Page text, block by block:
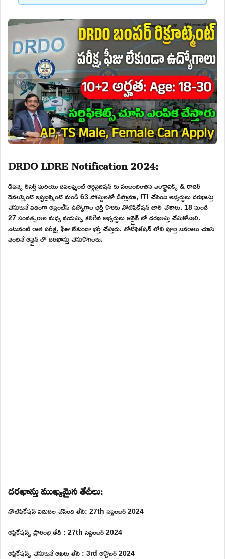
DRDO LDRE Notification 2024:
డిఫెన్సె రీసెర్చ్ మరియు డెవలప్మెంట్ ఆర్గనైజషన్ కు సంబందించిన ఎలక్ట్రానిక్స్ & రాడర్
డెవలప్మెంట్ ఇష్టబ్లిష్మెంట్ నుండి 63 పోస్టులతో డిప్లొమా, ITI చేసింది అభ్యర్థులు దరఖాస్తు
చేసుకునే విధంగా అప్రెంటీస్ ఉద్యోగాల భర్తీ కొరకు నోటిఫికేషన్ జారీ చేశారు. 18 నుండి
27 సంవత్సరాల మధ్య వయస్సు కలిగిన అభ్యర్థులు ఆన్లైన్ లో దరఖాస్తు చేసుకోవాలి.
ఎటువంటి రాత పరీక్ష, ఫీజు లేకుండా భర్తీ చేస్తారు. నోటిఫికేషన్ లోని పూర్తి వివరాలు చూసి
వెంటనే ఆన్లైన్ లో దరఖాస్తు చేసుకోగలరు.
దరఖాస్తు ముఖ్యమైన తేదీలు:
నోటిఫికేషన్ విడుదల చేసింది తేదీ: 27th సెప్టెంబర్ 2024
అప్లికేషన్స్ ప్రారంభ తేదీ : 27th సెప్టెంబర్ 2024
అప్లికేషన్స్ చేసుకునే ఆఖరు తేదీ : 3rd అక్టోబర్ 2024